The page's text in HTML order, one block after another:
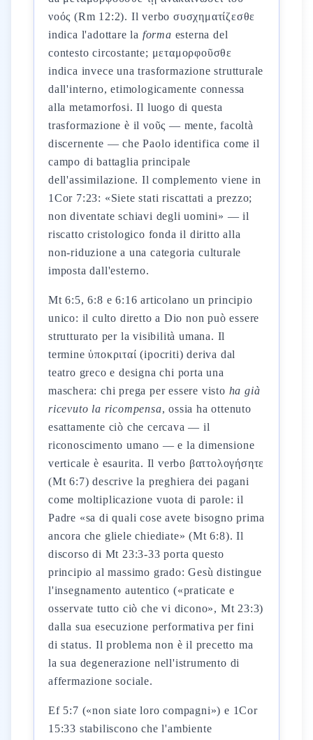
νοός (Rm 12:2). Il verbo συσχηματίζεσθε
indica l'adottare la forma esterna del
contesto circostante; μεταμορφοῦσθε
indica invece una trasformazione strutturale
dall'interno, etimologicamente connessa
alla metamorfosi. Il luogo di questa
trasformazione è il νοῦς — mente, facoltà
discernente — che Paolo identifica come il
campo di battaglia principale
dell'assimilazione. Il complemento viene in
1Cor 7:23: «Siete stati riscattati a prezzo;
non diventate schiavi degli uomini» — il
riscatto cristologico fonda il diritto alla
non-riduzione a una categoria culturale
imposta dall'esterno.
Mt 6:5, 6:8 e 6:16 articolano un principio
unico: il culto diretto a Dio non può essere
strutturato per la visibilità umana. Il
termine ὑποκριταί (ipocriti) deriva dal
teatro greco e designa chi porta una
maschera: chi prega per essere visto ha già
ricevuto la ricompensa, ossia ha ottenuto
esattamente ciò che cercava — il
riconoscimento umano — e la dimensione
verticale è esaurita. Il verbo βαττολογήσητε
(Mt 6:7) descrive la preghiera dei pagani
come moltiplicazione vuota di parole: il
Padre «sa di quali cose avete bisogno prima
ancora che gliele chiediate» (Mt 6:8). Il
discorso di Mt 23:3-33 porta questo
principio al massimo grado: Gesù distingue
l'insegnamento autentico («praticate e
osservate tutto ciò che vi dicono», Mt 23:3)
dalla sua esecuzione performativa per fini
di status. Il problema non è il precetto ma
la sua degenerazione nell'istrumento di
affermazione sociale.
Ef 5:7 («non siate loro compagni») e 1Cor
15:33 stabiliscono che l'ambiente